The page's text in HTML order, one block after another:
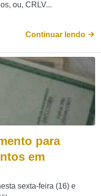
ou, CRLV...
Continuar lendo
para
em
sexta-feira (16) e